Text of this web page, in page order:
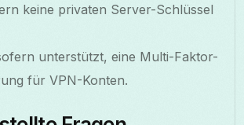
keine privaten Server-Schlüssel
unterstützt, eine Multi-Faktor-
für VPN-Konten.